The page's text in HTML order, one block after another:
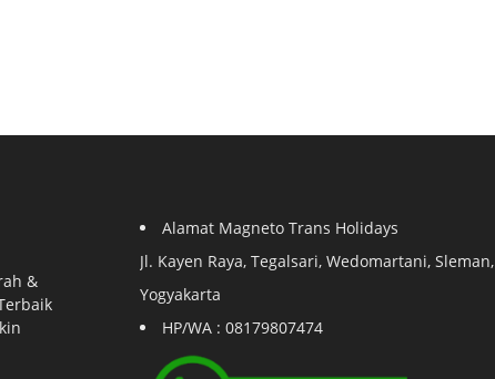
&
Alamat Magneto Trans Holidays
Jl. Kayen Raya, Tegalsari, Wedomartani, Sleman,
Yogyakarta
HP/WA : 08179807474